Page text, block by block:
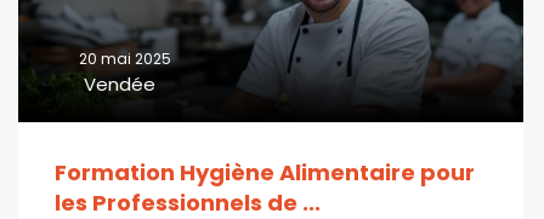
20 mai 2025
Vendée
Formation Hygiène Alimentaire pour
les Professionnels de ...